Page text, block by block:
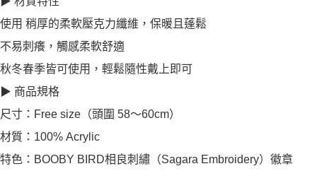
使用 稍厚的柔軟壓克力纖維，保暖且蓬鬆
不易刺癢，觸感柔軟舒適
秋冬春季皆可使用，輕鬆隨性戴上即可
▶ 商品規格
尺寸：Free size（頭圍 58～60cm）
材質：100% Acrylic
特色：BOOBY BIRD相良刺繡（Sagara Embroidery）徽章